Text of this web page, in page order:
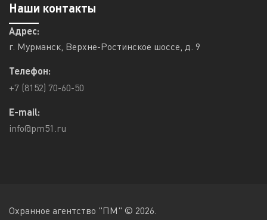
Наши контакты
Адрес:
г. Мурманск, Верхне-Ростинское шоссе, д. 9
Телефон:
+7 (8152) 70-60-50
E-mail:
info@pm51.ru
Охранное агентство "ПМ" © 2026.